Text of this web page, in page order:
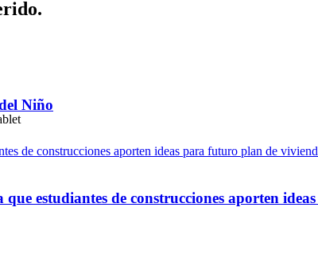
Niño
estudiantes de construcciones aporten